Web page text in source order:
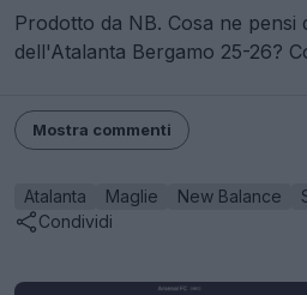
Prodotto da NB. Cosa ne pensi
dell'Atalanta Bergamo 25-26?
Mostra commenti
Atalanta Maglie New Balance
Condividi